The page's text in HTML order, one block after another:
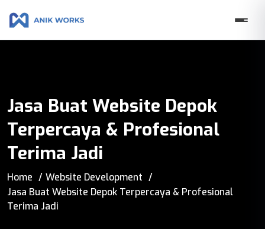
Jasa Buat Website Depok
Terpercaya & Profesional
Terima Jadi
Home
Website Development
Jasa Buat Website Depok Terpercaya & Profesional
Terima Jadi